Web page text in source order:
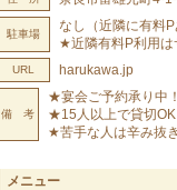
駐車場
なし（近隣に有料P
★近隣有料P利用は
URL harukawa.jp
備 考
★宴会ご予約承り中！
★15人以上で貸切OK
★苦手な人は辛み抜
メニュー